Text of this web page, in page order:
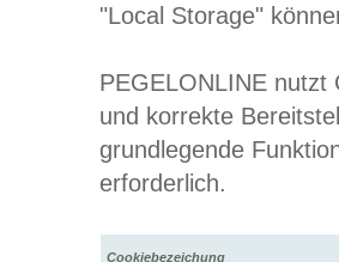
"Local Storage"
PEGELONLINE nutzt
und korrekte
grundlegende
erforderlich.
Cookiebezeichung